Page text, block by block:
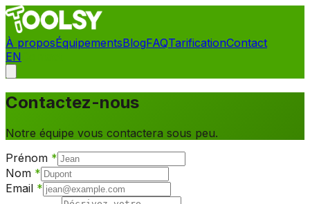
À proposÉquipementsBlogFAQTarificationContact
EN
Contactez-nous
Notre équipe vous contactera sous peu.
Prénom *
Nom *
Email *